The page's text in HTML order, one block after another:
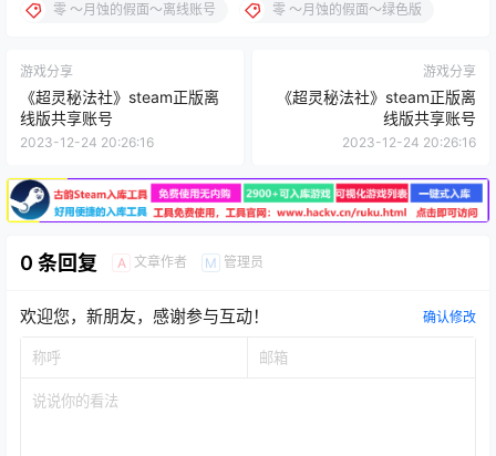
零 ～月蚀的假面～离线账号 零 ～月蚀的假面～绿色版
游戏分享
《超灵秘法社》steam正版离
线版共享账号
2023-12-24 20:26:16
游戏分享
《超灵秘法社》steam正版离
线版共享账号
2023-12-24 20:26:16
0 条回复 A 文章作者 M 管理员
欢迎您，新朋友，感谢参与互动！ 确认修改